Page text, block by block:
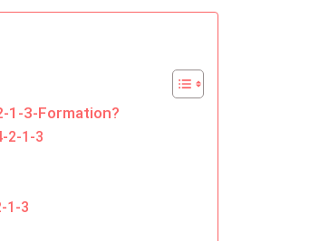
1-3-Formation?
2-1-3
1-3